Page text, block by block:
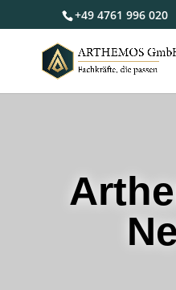
+49 4761 996 020